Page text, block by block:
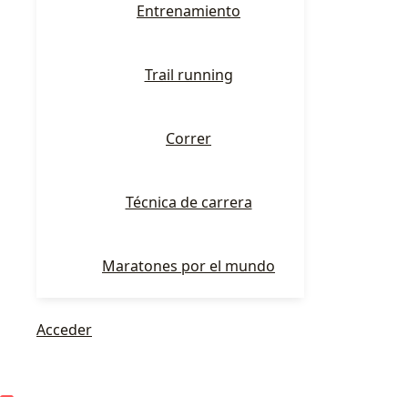
Entrenamiento
Trail running
Correr
Técnica de carrera
Maratones por el mundo
Acceder